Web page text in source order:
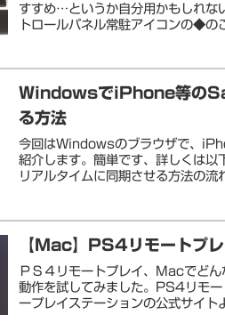
すすめ…というか自分用かもしれ
トロールパネル常駐アイコンの◆の
WindowsでiPhone等の
る方法
今回はWindowsのブラウザで、
紹介します。簡単です、詳しくは
リアルタイムに同期させる方法の流
【Mac】PS4リモートプ
ＰＳ４リモートプレイ、Macでど
動作を試してみました。PS4リモ
ープレイステーションの公式サイト